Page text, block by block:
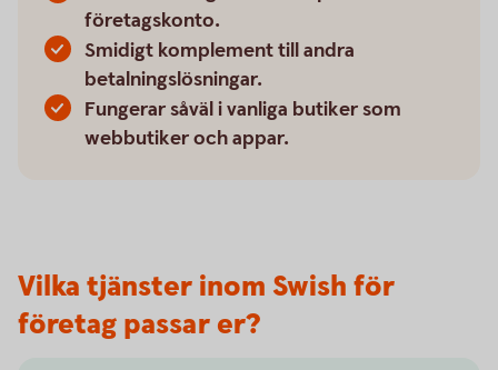
företagskonto.
Smidigt komplement till andra
betalningslösningar.
Fungerar såväl i vanliga butiker som
webbutiker och appar.
Vilka tjänster inom Swish för
företag passar er?